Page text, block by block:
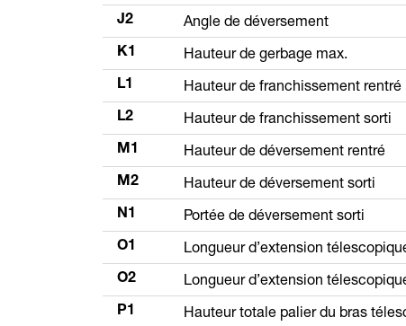
J2 Angle de déversement
K1 Hauteur de gerbage max.
L1 Hauteur de franchissement rentré
L2 Hauteur de franchissement sorti
M1 Hauteur de déversement rentré
M2 Hauteur de déversement sorti
N1 Portée de déversement sorti
O1 Longueur d’extension
O2 Longueur d’extension
P1 Hauteur totale palier du bras